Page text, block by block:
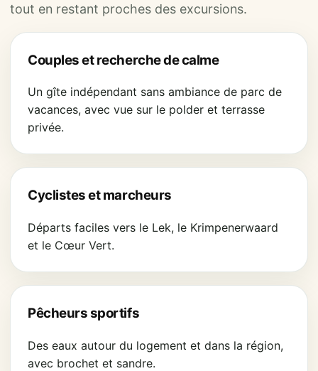
tout en restant proches des excursions.
Couples et recherche de calme
Un gîte indépendant sans ambiance de parc de
vacances, avec vue sur le polder et terrasse
privée.
Cyclistes et marcheurs
Départs faciles vers le Lek, le Krimpenerwaard
et le Cœur Vert.
Pêcheurs sportifs
Des eaux autour du logement et dans la région,
avec brochet et sandre.